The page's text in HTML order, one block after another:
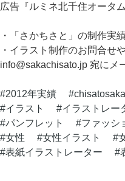
広告『ルミネ北千住オータ
・「さかちさと」の制作実
・イラスト制作のお問合せ
info@sakachisato.jp 宛にメ
2012年実績 chisatosaka
イラスト
イラストレー
パンフレット
ファッシ
女性
女性イラスト
表紙イラストレーター